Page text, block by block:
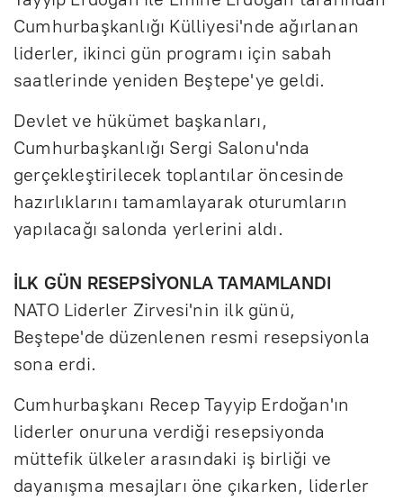
Cumhurbaşkanlığı Külliyesi'nde ağırlanan
liderler, ikinci gün programı için sabah
saatlerinde yeniden Beştepe'ye geldi.
Devlet ve hükümet başkanları,
Cumhurbaşkanlığı Sergi Salonu'nda
gerçekleştirilecek toplantılar öncesinde
hazırlıklarını tamamlayarak oturumların
yapılacağı salonda yerlerini aldı.
İLK GÜN RESEPSİYONLA TAMAMLANDI
NATO Liderler Zirvesi'nin ilk günü,
Beştepe'de düzenlenen resmi resepsiyonla
sona erdi.
Cumhurbaşkanı Recep Tayyip Erdoğan'ın
liderler onuruna verdiği resepsiyonda
müttefik ülkeler arasındaki iş birliği ve
dayanışma mesajları öne çıkarken, liderler